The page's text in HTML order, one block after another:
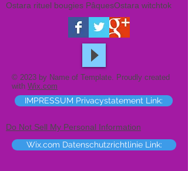
Ostara rituel bougies PâquesOstara witchtok
© 2023 by Name of Template. Proudly created
with Wix.com
IMPRESSUM Privacystatement Link:
Do Not Sell My Personal Information
Wix.com Datenschutzrichtlinie Link: